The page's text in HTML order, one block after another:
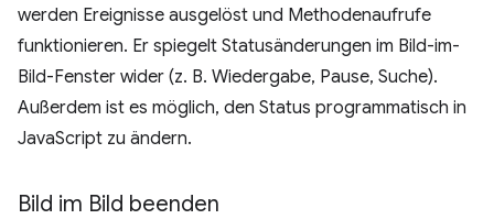
werden Ereignisse ausgelöst und Methodenaufrufe
funktionieren. Er spiegelt Statusänderungen im Bild-im-
Bild-Fenster wider (z. B. Wiedergabe, Pause, Suche).
Außerdem ist es möglich, den Status programmatisch in
JavaScript zu ändern.
Bild im Bild beenden